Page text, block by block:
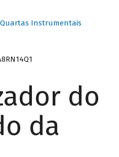
Instrumentais
do
da